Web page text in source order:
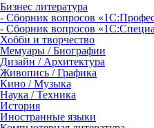
Бизнес литература
- Сборник вопросов
- Сборник вопросов
Хобби и творчество
Мемуары / Биографии
Дизайн / Архитектура
Живопись / Графика
Кино / Музыка
Наука / Техника
История
Иностранные языки